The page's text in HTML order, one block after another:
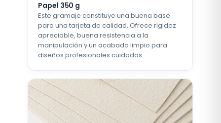
Papel 350 g
Este gramaje constituye una buena base
para una tarjeta de calidad. Ofrece rigidez
apreciable, buena resistencia a la
manipulación y un acabado limpio para
diseños profesionales cuidados.